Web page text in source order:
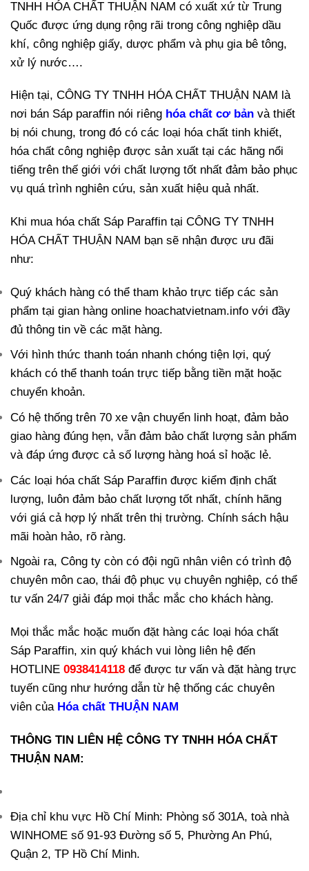
TNHH HÓA CHẤT THUẬN NAM có xuất xứ từ Trung
Quốc được ứng dụng rộng rãi trong công nghiệp dầu
khí, công nghiệp giấy, dược phẩm và phụ gia bê tông,
xử lý nước….
Hiện tại, CÔNG TY TNHH HÓA CHẤT THUẬN NAM là
nơi bán Sáp paraffin nói riêng hóa chất cơ bản và thiết
bị nói chung, trong đó có các loại hóa chất tinh khiết,
hóa chất công nghiệp được sản xuất tại các hãng nổi
tiếng trên thế giới với chất lượng tốt nhất đảm bảo phục
vụ quá trình nghiên cứu, sản xuất hiệu quả nhất.
Khi mua hóa chất Sáp Paraffin tại CÔNG TY TNHH
HÓA CHẤT THUẬN NAM bạn sẽ nhận được ưu đãi
như:
Quý khách hàng có thể tham khảo trực tiếp các sản
phẩm tại gian hàng online hoachatvietnam.info với đầy
đủ thông tin về các mặt hàng.
Với hình thức thanh toán nhanh chóng tiện lợi, quý
khách có thể thanh toán trực tiếp bằng tiền mặt hoặc
chuyển khoản.
Có hệ thống trên 70 xe vận chuyển linh hoạt, đảm bảo
giao hàng đúng hẹn, vẫn đảm bảo chất lượng sản phẩm
và đáp ứng được cả số lượng hàng hoá sỉ hoặc lẻ.
Các loại hóa chất Sáp Paraffin được kiểm định chất
lượng, luôn đảm bảo chất lượng tốt nhất, chính hãng
với giá cả hợp lý nhất trên thị trường. Chính sách hậu
mãi hoàn hảo, rõ ràng.
Ngoài ra, Công ty còn có đội ngũ nhân viên có trình độ
chuyên môn cao, thái độ phục vụ chuyên nghiệp, có thể
tư vấn 24/7 giải đáp mọi thắc mắc cho khách hàng.
Mọi thắc mắc hoặc muốn đặt hàng các loại hóa chất
Sáp Paraffin, xin quý khách vui lòng liên hệ đến
HOTLINE 0938414118 để được tư vấn và đặt hàng trực
tuyến cũng như hướng dẫn từ hệ thống các chuyên
viên của Hóa chất THUẬN NAM
THÔNG TIN LIÊN HỆ CÔNG TY TNHH HÓA CHẤT
THUẬN NAM:
Địa chỉ khu vực Hồ Chí Minh: Phòng số 301A, toà nhà
WINHOME số 91-93 Đường số 5, Phường An Phú,
Quận 2, TP Hồ Chí Minh.